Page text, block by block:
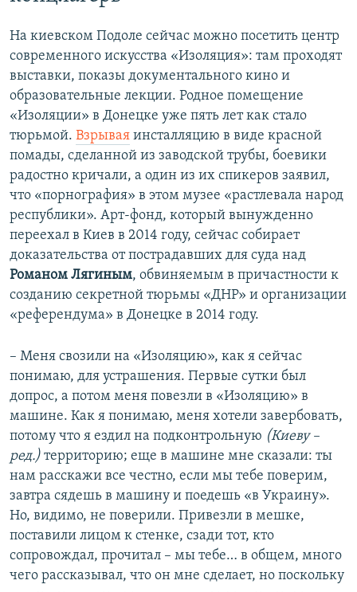
На киевском Подоле сейчас можно посетить центр
современного искусства «Изоляция»: там проходят
выставки, показы документального кино и
образовательные лекции. Родное помещение
«Изоляции» в Донецке уже пять лет как стало
тюрьмой. Взрывая инсталляцию в виде красной
помады, сделанной из заводской трубы, боевики
радостно кричали, а один из их спикеров заявил,
что «порнография» в этом музее «растлевала народ
республики». Арт-фонд, который вынужденно
переехал в Киев в 2014 году, сейчас собирает
доказательства от пострадавших для суда над
Романом Лягиным, обвиняемым в причастности к
созданию секретной тюрьмы «ДНР» и организации
«референдума» в Донецке в 2014 году.
– Меня свозили на «​Изоляцию»​, как я сейчас
понимаю, для устрашения. Первые сутки был
допрос, а потом меня повезли в «​Изоляцию» в
машине. Как я понимаю, меня хотели завербовать,
потому что я ездил на подконтрольную (Киеву –
ред.) территорию; еще в машине мне сказали: ты
нам расскажи все честно, если мы тебе поверим,
завтра сядешь в машину и поедешь ​«в Украину»​.
Но, видимо, не поверили. Привезли в мешке,
поставили лицом к стенке, сзади тот, кто
сопровождал, прочитал – мы тебе… в общем, много
чего рассказывал, что он мне сделает, но поскольку